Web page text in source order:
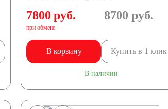
7800 руб.
при обмене
8700 руб.
В корзину Купить в 1 клик
В наличии